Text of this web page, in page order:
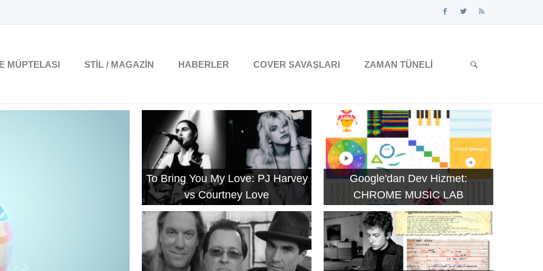
MÜPTELASI STIL / MAGAZIN HABERLER COVER SAVAŞLARI ZAMAN TÜNELI
To Bring You My Love: PJ Harvey
vs Courtney Love
Google'dan Dev Hizmet:
CHROME MUSIC LAB